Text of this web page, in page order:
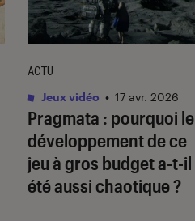
Pragmata : pourquoi le
développement de ce
jeu à gros budget a-t-il
été aussi chaotique ?
ACTU
Jeux vidéo • 17 avr. 2026